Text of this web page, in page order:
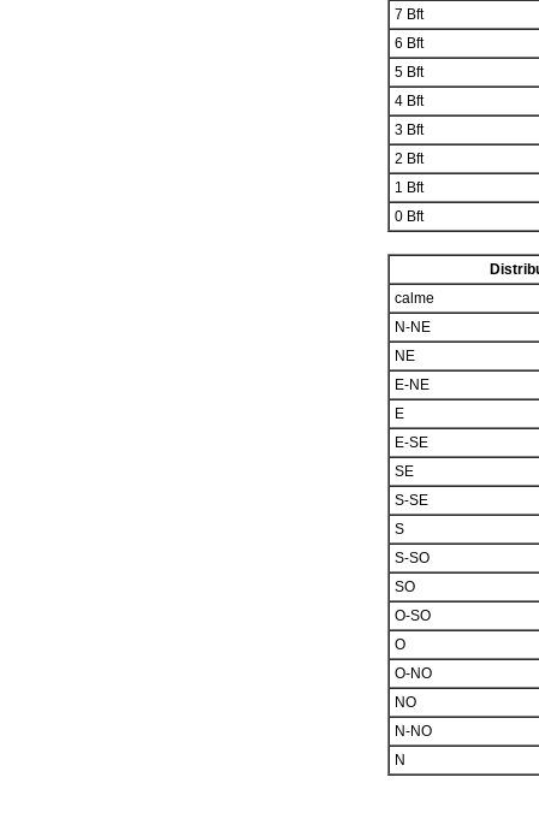
7 Bft
6 Bft
5 Bft
4 Bft
3 Bft
2 Bft
1 Bft
0 Bft
calme
N-NE
NE
E-NE
E
E-SE
SE
S-SE
S
S-SO
SO
O-SO
O
O-NO
NO
N-NO
N